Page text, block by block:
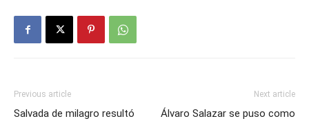
Previous article
Salvada de milagro resultó
Next article
Álvaro Salazar se puso como